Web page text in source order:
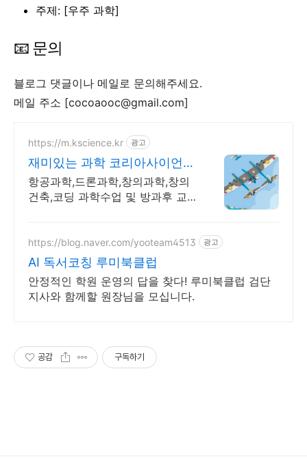
주제: [우주 과학]
📧 문의
블로그 댓글이나 메일로 문의해주세요.
메일 주소 [cocoaooc@gmail.com]
https://m.kscience.kr 광고
재미있는 과학 코리아사이언스
우주,항공과학 교구
항공과학,드론과학,창의과학,창의
건축,코딩 과학수업 및 방과후 교
https://blog.naver.com/yooteam4513 광고
AI 독서코칭 루미북클럽
안정적인 학원 운영의 답을 찾다! 루미북클럽 검단
지사와 함께할 원장님을 모십니다.
공감 구독하기